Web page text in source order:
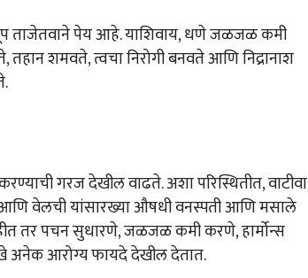
ताजेतवाने पेय आहे. याशिवाय, धणे जळजळ कमी
तहान शमवते, त्वचा निरोगी बनवते आणि निद्रानाश
गरज देखील वाढते. अशा परिस्थितीत, वाटीवा
वेलची यांसारख्या औषधी वनस्पती आणि मसाले
तर पचन सुधारणे, जळजळ कमी करणे, हार्मोन्स
अनेक आरोग्य फायदे देखील देतात.